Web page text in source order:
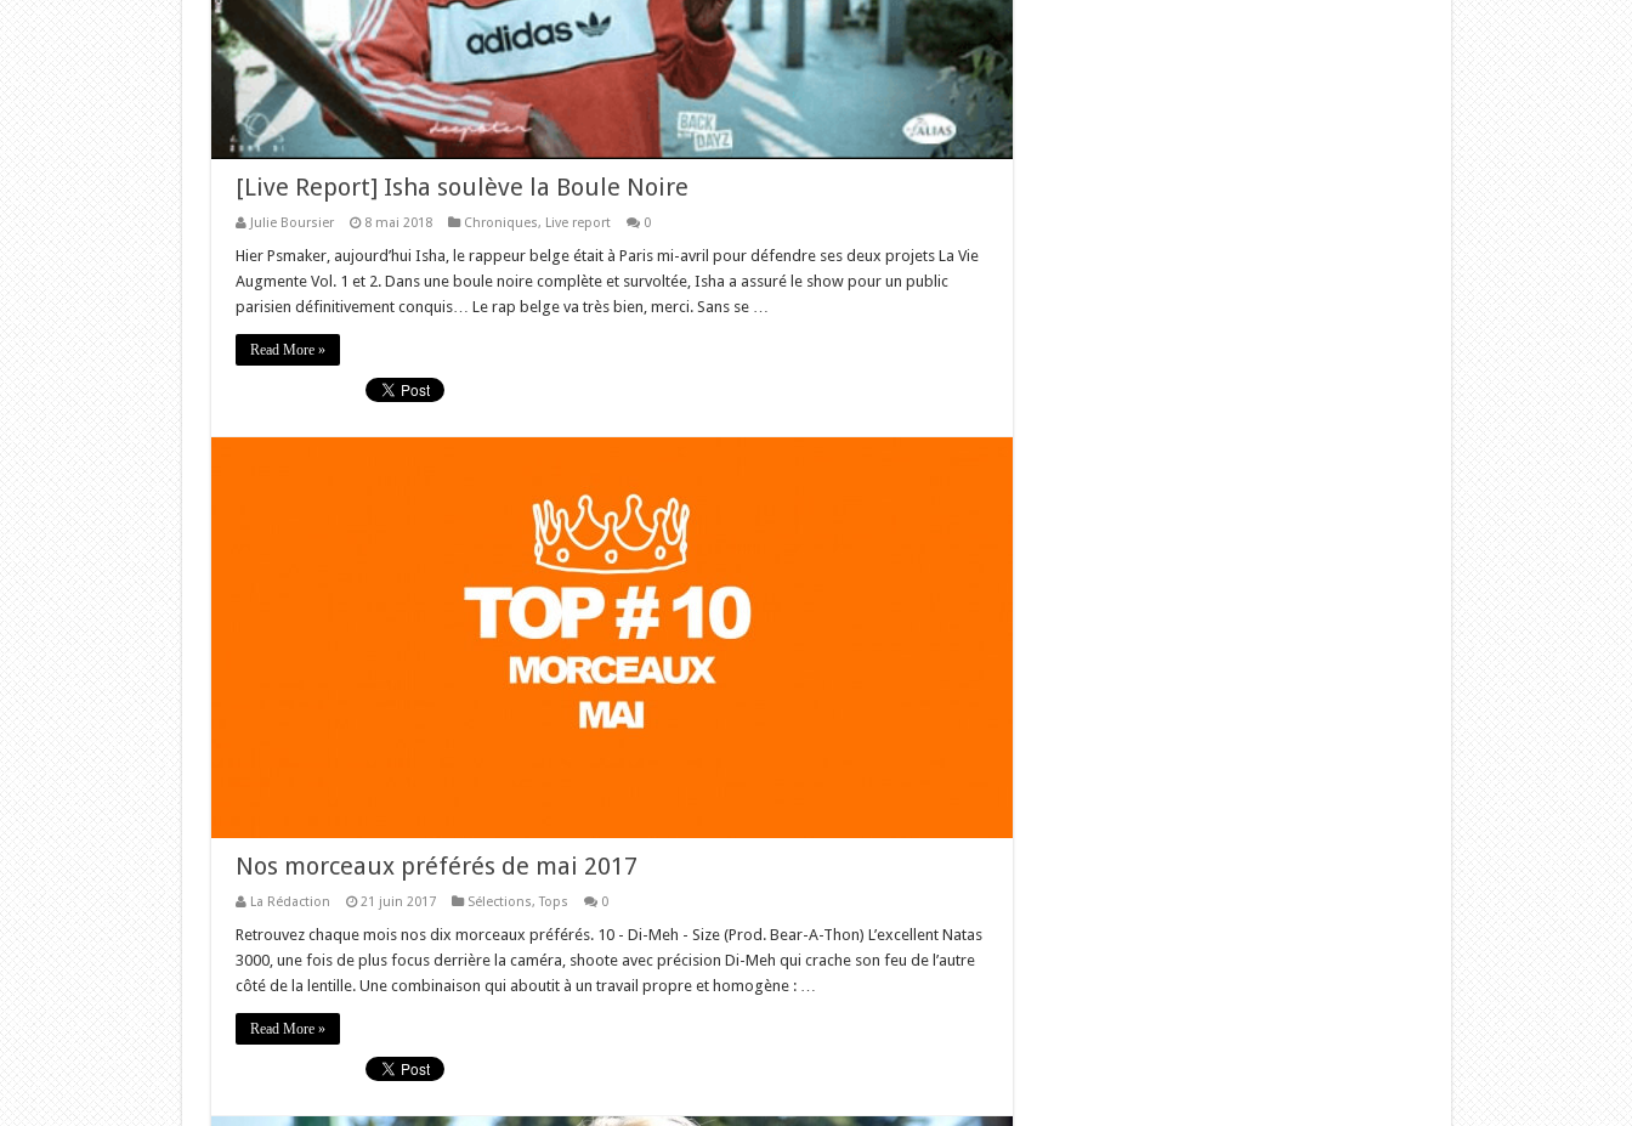
[Live Report] Isha soulève la Boule Noire
Julie Boursier 8 mai 2018 Chroniques, Live report 0
Hier Psmaker, aujourd’hui Isha, le rappeur belge était à Paris mi-avril pour défendre ses deux projets La Vie
Augmente Vol. 1 et 2. Dans une boule noire complète et survoltée, Isha a assuré le show pour un public
parisien définitivement conquis… Le rap belge va très bien, merci. Sans se …
Read More »
Nos morceaux préférés de mai 2017
La Rédaction 21 juin 2017 Sélections,Tops 0
Retrouvez chaque mois nos dix morceaux préférés. 10 - Di-Meh - Size (Prod. Bear-A-Thon) L’excellent Natas
3000, une fois de plus focus derrière la caméra, shoote avec précision Di-Meh qui crache son feu de l’autre
côté de la lentille. Une combinaison qui aboutit à un travail propre et homogène : …
Read More »